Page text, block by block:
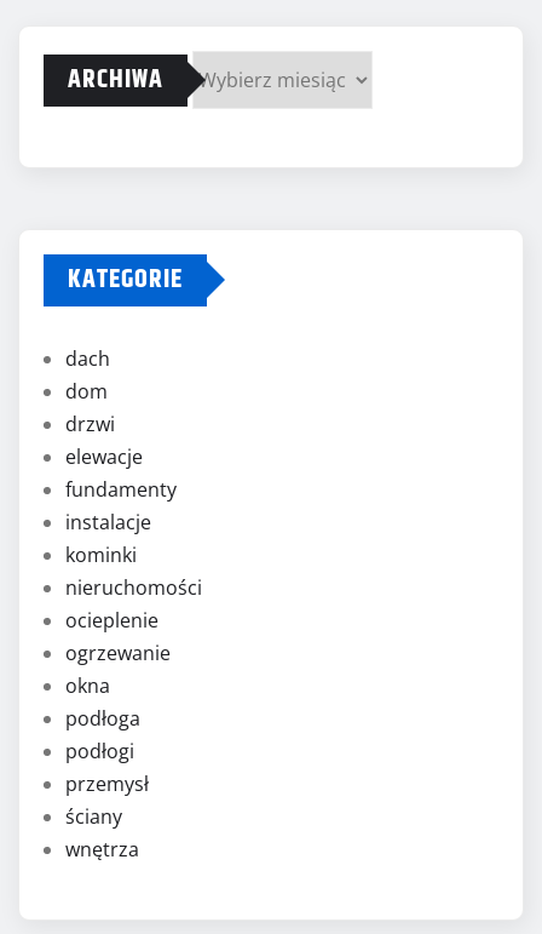
ARCHIWA
KATEGORIE
dach
dom
drzwi
elewacje
fundamenty
instalacje
kominki
nieruchomości
ocieplenie
ogrzewanie
okna
podłoga
podłogi
przemysł
ściany
wnętrza